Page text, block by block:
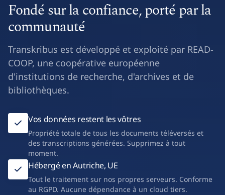
Fondé sur la confiance, porté par la
communauté
Transkribus est développé et exploité par READ-
COOP, une coopérative européenne
d'institutions de recherche, d'archives et de
bibliothèques.
Vos données restent les vôtres
Propriété totale de tous les documents téléversés et
des transcriptions générées. Supprimez à tout
moment.
Hébergé en Autriche, UE
Tout le traitement sur nos propres serveurs. Conforme
au RGPD. Aucune dépendance à un cloud tiers.